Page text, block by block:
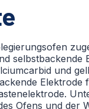
selbstbackende
und
Elektrode
Ofens und der